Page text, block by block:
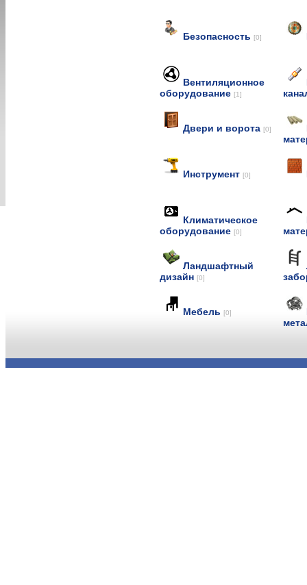
Безопасность [0]
Вентиляционное
оборудование [1]
Двери и ворота [0]
Инструмент [0]
Климатическое
оборудование [0]
Ландшафтный
дизайн [0]
Мебель [0]